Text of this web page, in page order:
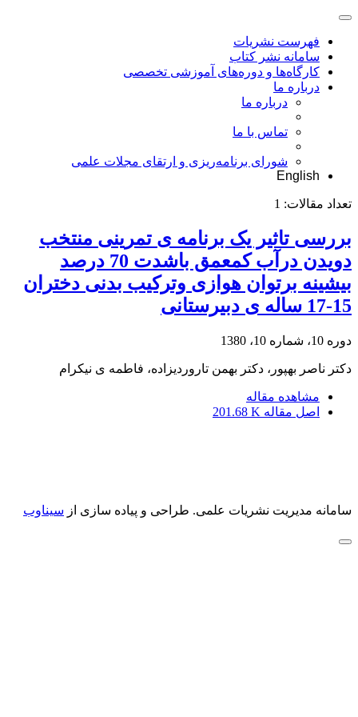
فهرست نشریات
سامانه نشر کتاب
کارگاه‌ها و دوره‌های آموزشی تخصصی
درباره ما
درباره ما
تماس با ما
شورای برنامه‌ریزی و ارتقای مجلات علمی
English
تعداد مقالات: 1
بررسی تاثیر یک برنامه ی تمرینی منتخب
دویدن درآب کمعمق باشدت 70 درصد
بیشینه برتوان هوازی وترکیب بدنی دختران
15-17 ساله ی دبیرستانی
دوره 10، شماره 10، 1380
دکتر ناصر بهپور، دکتر بهمن تاروردیزاده، فاطمه ی نیکرام
مشاهده مقاله
اصل مقاله 201.68 K
سامانه مدیریت نشریات علمی. طراحی و پیاده سازی از سیناوب